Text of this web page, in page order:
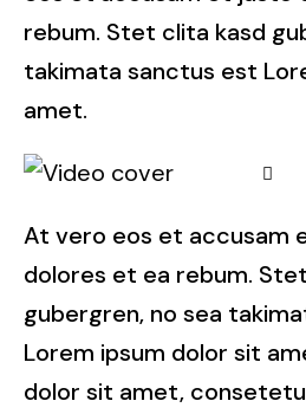
rebum. Stet clita kasd
takimata sanctus est
amet.
At vero eos et accusam
dolores et ea rebum.
gubergren, no sea
Lorem ipsum dolor sit
dolor sit amet,